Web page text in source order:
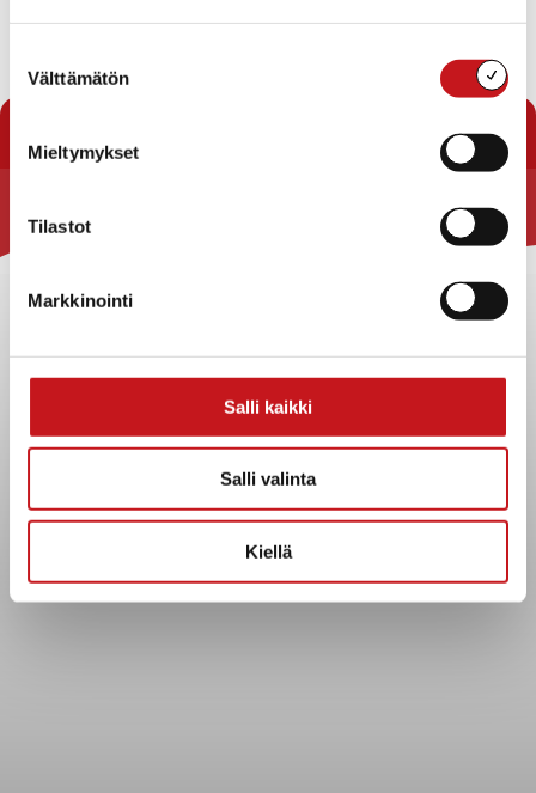
valinta
Välttämätön
Mieltymykset
Tilastot
Markkinointi
Salli kaikki
Salli valinta
Kiellä
Rautalammin kunta
Kuntainfo
Asiakirjajulkisuuskuvaus
Evästeet
Tietosuoja
Tietopyyntö